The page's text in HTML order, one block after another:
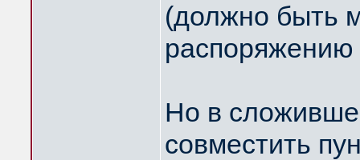
(должно быть
распоряжению
Но в
совместить